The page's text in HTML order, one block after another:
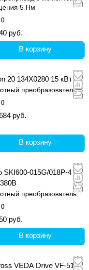
5 Нм
0
руб.
В корзину
20 134X0280 15 кВт
преобразователь
0
руб.
В корзину
SKI600-015G/018P-4 15
преобразователь
0
руб.
В корзину
VEDA Drive VF-51 4